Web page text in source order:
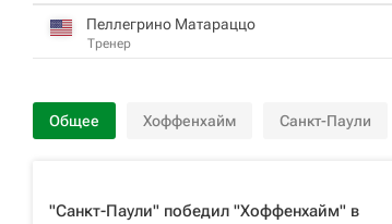
Пеллегрино Матараццо
Тренер
Общее Хоффенхайм Санкт-Паули
"Санкт-Паули" победил "Хоффенхайм" в